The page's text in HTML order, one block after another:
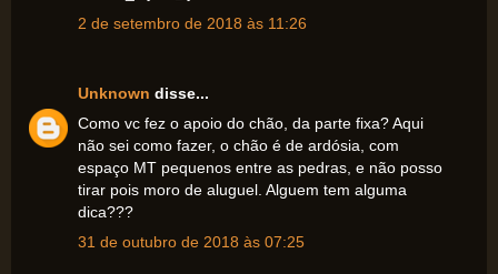
2 de setembro de 2018 às 11:26
Unknown disse...
Como vc fez o apoio do chão, da parte fixa? Aqui
não sei como fazer, o chão é de ardósia, com
espaço MT pequenos entre as pedras, e não posso
tirar pois moro de aluguel. Alguem tem alguma
dica???
31 de outubro de 2018 às 07:25